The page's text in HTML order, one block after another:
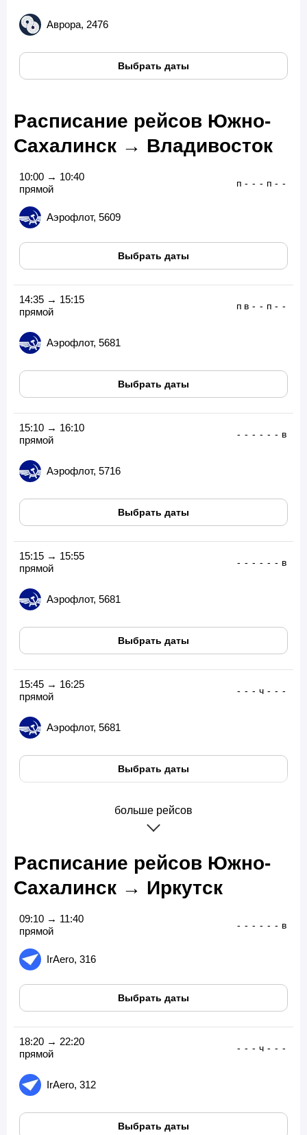
Аврора, 2476
Выбрать даты
Расписание рейсов Южно-
Сахалинск → Владивосток
10:00 → 10:40
прямой
Аэрофлот, 5609
п - - - п - -
Выбрать даты
14:35 → 15:15
прямой
Аэрофлот, 5681
п в - - п - -
Выбрать даты
15:10 → 16:10
прямой
Аэрофлот, 5716
- - - - - - в
Выбрать даты
15:15 → 15:55
прямой
Аэрофлот, 5681
- - - - - - в
Выбрать даты
15:45 → 16:25
прямой
Аэрофлот, 5681
- - - ч - - -
Выбрать даты
больше рейсов
Расписание рейсов Южно-
Сахалинск → Иркутск
09:10 → 11:40
прямой
IrAero, 316
- - - - - - в
Выбрать даты
18:20 → 22:20
прямой
IrAero, 312
- - - ч - - -
Выбрать даты